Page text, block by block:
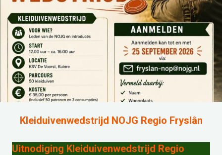
Kleiduivenwedstrijd NOJG Regio Fryslân
Uitnodiging Kleiduivenwedstrijd Regio